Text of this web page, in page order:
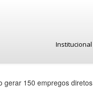
Institucional
gerar 150 empregos diretos